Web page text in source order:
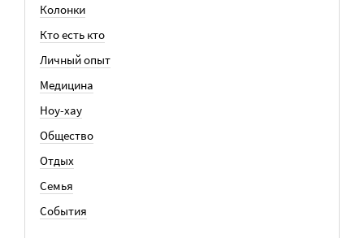
Колонки
Кто есть кто
Личный опыт
Медицина
Ноу-хау
Общество
Отдых
Семья
События